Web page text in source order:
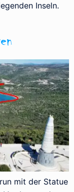
Inseln.
mit der Statue